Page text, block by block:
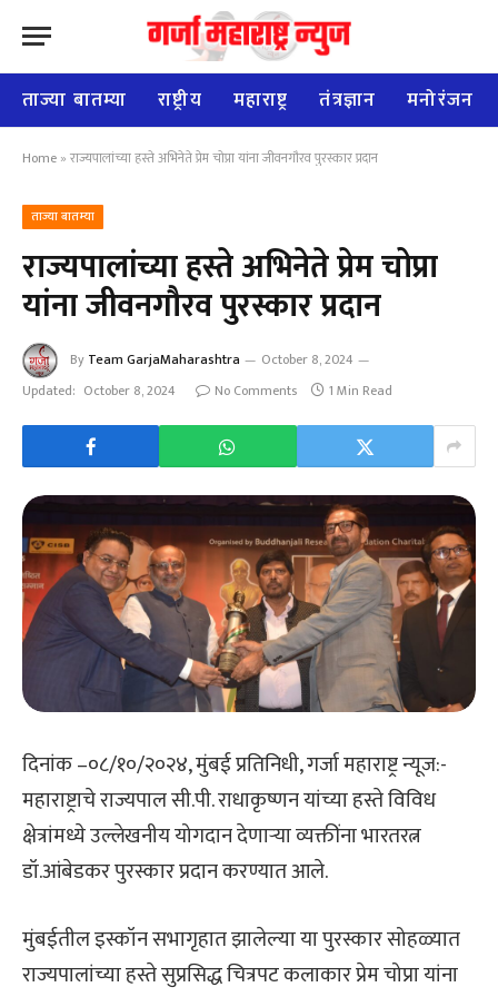
ताज्या बातम्या राष्ट्रीय महाराष्ट्र तंत्रज्ञान मनोरंजन
Home » राज्यपालांच्या हस्ते अभिनेते प्रेम चोप्रा यांना जीवनगौरव पुरस्कार प्रदान
ताज्या बातम्या
राज्यपालांच्या हस्ते अभिनेते प्रेम चोप्रा
यांना जीवनगौरव पुरस्कार प्रदान
By Team GarjaMaharashtra
October 8, 2024
Updated: October 8, 2024 No Comments 1 Min Read
दिनांक –०८/१०/२०२४, मुंबई प्रतिनिधी, गर्जा महाराष्ट्र न्यूज:-
महाराष्ट्राचे राज्यपाल सी.पी. राधाकृष्णन यांच्या हस्ते विविध
क्षेत्रांमध्ये उल्लेखनीय योगदान देणाऱ्या व्यक्तींना भारतरत्न
डॉ.आंबेडकर पुरस्कार प्रदान करण्यात आले.
मुंबईतील इस्कॉन सभागृहात झालेल्या या पुरस्कार सोहळ्यात
राज्यपालांच्या हस्ते सुप्रसिद्ध चित्रपट कलाकार प्रेम चोप्रा यांना